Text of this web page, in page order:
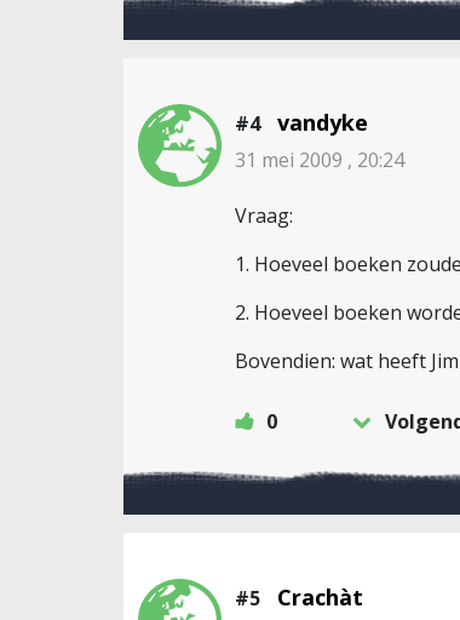
#4 vandyke
31 mei 2009 , 20:24
Vraag:
1. Hoeveel boeken
2. Hoeveel boeken
Bovendien: wat heeft
0
#5 Crachàt